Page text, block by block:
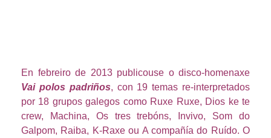
En febreiro de 2013 publicouse o disco-homenaxe
Vai polos padriños, con 19 temas re-interpretados
por 18 grupos galegos como Ruxe Ruxe, Dios ke te
crew, Machina, Os tres trebóns, Invivo, Som do
Galpom, Raiba, K-Raxe ou A compañía do Ruído. O